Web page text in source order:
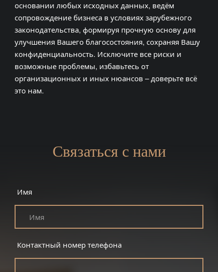
основании любых исходных данных, ведём
сопровождение бизнеса в условиях зарубежного
законодательства, формируя прочную основу для
улучшения Вашего благосостояния, сохраняя Вашу
конфиденциальность. Исключите все риски и
возможные проблемы, избавьтесь от
организационных и иных нюансов – доверьте всё
это нам.
Связаться с нами
Имя
Контактный номер телефона